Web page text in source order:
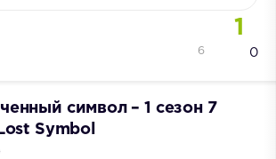
1
0
6
символ – 1 сезон 7
Symbol